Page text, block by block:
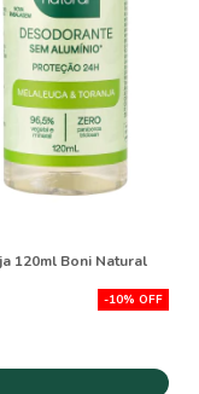
120ml Boni Natural
-10% OFF